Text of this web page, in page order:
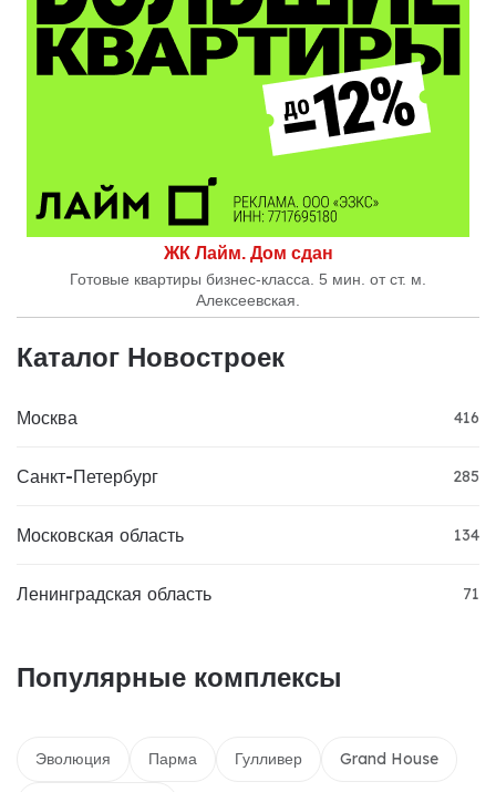
ЖК Лайм. Дом сдан
Готовые квартиры бизнес-класса. 5 мин. от ст. м.
Алексеевская.
Каталог Новостроек
Москва 416
Санкт-Петербург 285
Московская область 134
Ленинградская область 71
Популярные комплексы
Эволюция Парма Гулливер Grand House